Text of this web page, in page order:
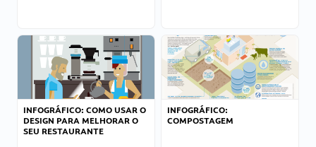
INFOGRÁFICO: COMO USAR O
DESIGN PARA MELHORAR O
SEU RESTAURANTE
INFOGRÁFICO:
COMPOSTAGEM